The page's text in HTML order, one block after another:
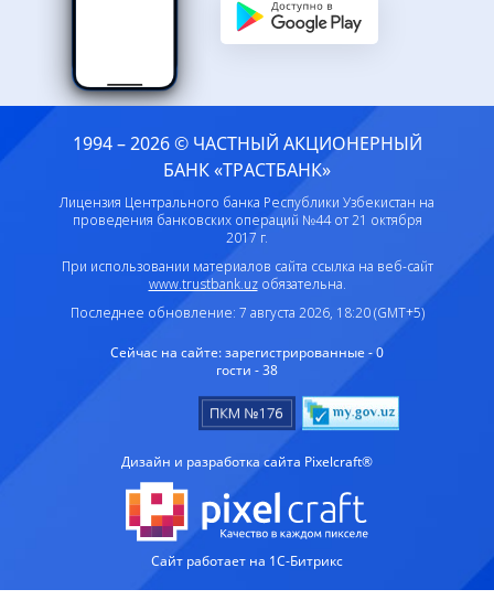
1994 – 2026 © ЧАСТНЫЙ АКЦИОНЕРНЫЙ
БАНК «ТРАСТБАНК»
Лицензия Центрального банка Республики Узбекистан на
проведения банковских операций №44 от 21 октября
2017 г.
При использовании материалов сайта ссылка на веб-сайт
www.trustbank.uzобязательна.
Последнее обновление: 7 августа 2026, 18:20 (GMT+5)
Сейчас на сайте:зарегистрированные - 0
гости - 38
Дизайн и разработка сайта Pixelcraft®
Сайт работает на 1C-Битрикс